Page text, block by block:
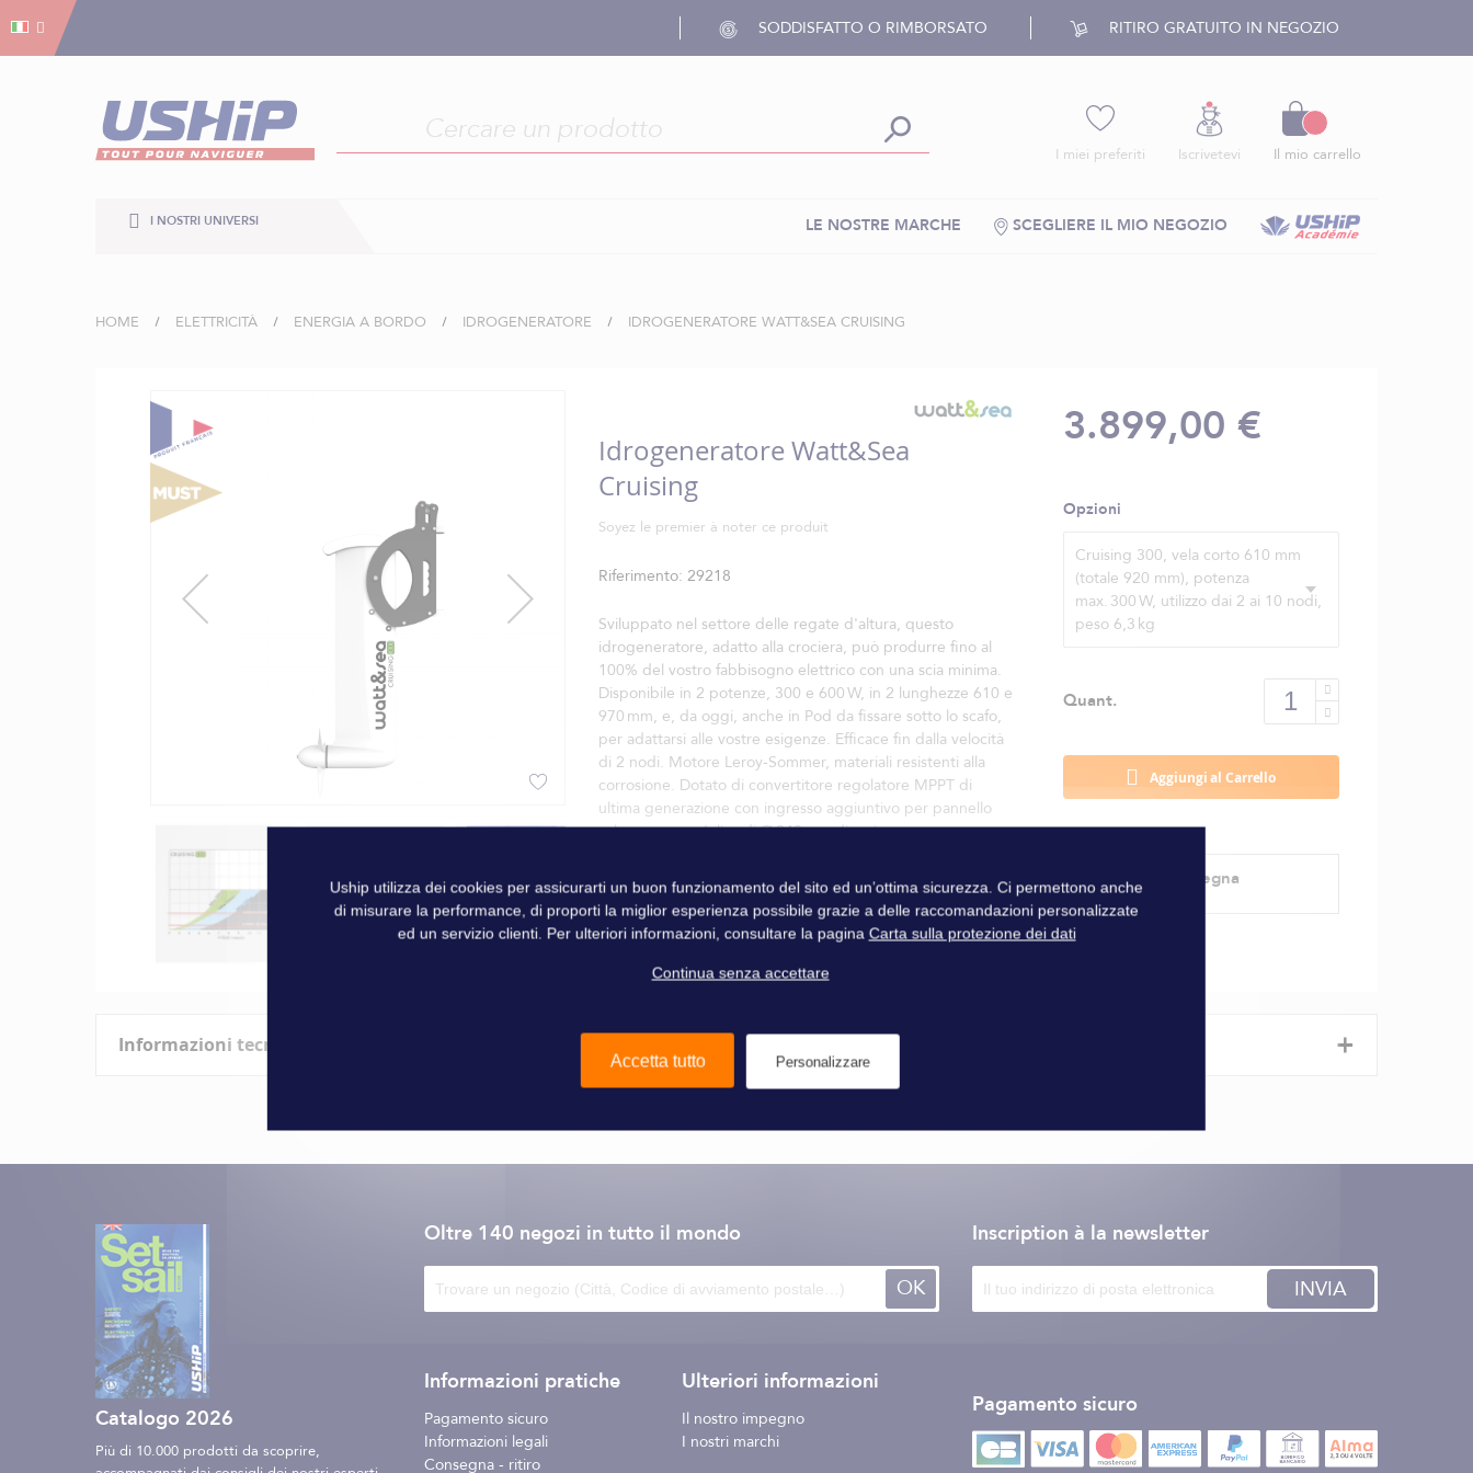
SODDISFATTO O RIMBORSATO RITIRO GRATUITO IN NEGOZIO
I miei preferiti Iscrivetevi Il mio carrello
I NOSTRI UNIVERSI SCEGLIERE IL MIO NEGOZIO
LE NOSTRE MARCHE
HOME ELETTRICITÀ ENERGIA A BORDO IDROGENERATORE IDROGENERATORE WATT&SEA CRUISING
Vai
fine
della
galleria
di
galleria
Idrogeneratore Watt&Sea
Cruising
Soyez le premier à noter ce produit
Riferimento 29218
Sviluppato nel settore delle regate d'altura, questo
idrogeneratore, adatto alla crociera, può produrre fino al
100% del vostro fabbisogno elettrico con una scia minima.
Disponibile in 2 potenze, 300 e 600 W, in 2 lunghezze 610 e
970 mm, e, da oggi, anche in Pod da fissare sotto lo scafo,
per adattarsi alle vostre esigenze. Efficace fin dalla velocità
di 2 nodi. Motore Leroy-Sommer, materiali resistenti alla
corrosione. Dotato di convertitore regolatore MPPT di
ultima generazione con ingresso aggiuntivo per pannello
solare e con un'elica di Ø 240 mm di serie.
3.899,00 €
Opzioni
Cruising 300, vela corto 610 mm
(totale 920 mm), potenza
max. 300 W, utilizzo dai 2 ai 10 nodi,
peso 6,3 kg
Quant.
Aggiungi al Carrello
Modalità di consegna
Informazioni tecniche +
Informazioni
Catalogo 2026
Più di 10.000 prodotti da scoprire,
Oltre 140 negozi in tutto il mondo
OK
Informazioni pratiche
Pagamento sicuro
Informazioni legali
Consegna - ritiro
Ulteriori informazioni
Il nostro impegno
I nostri marchi
Inscription à la newsletter
INVIA
Pagamento sicuro
Gestion dei cookies
Uship utilizza dei cookies per assicurarti un buon funzionamento del sito ed un’ottima sicurezza. Ci permettono anche
di misurare la performance, di proporti la miglior esperienza possibile grazie a delle raccomandazioni personalizzate
ed un servizio clienti. Per ulteriori informazioni, consultare la pagina Carta sulla protezione dei dati
Continua senza accettare
Accetta tutto Personalizzare
Gestion dei cookies